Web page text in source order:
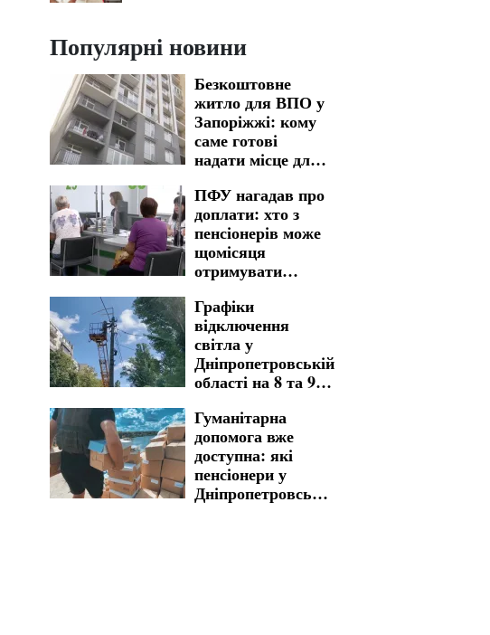
Популярні новини
Безкоштовне
житло для ВПО у
Запоріжжі: кому
саме готові
надати місце для
ПФУ нагадав про
доплати: хто з
пенсіонерів може
щомісяця
отримувати
Дніпропетровській
області
Графіки
відключення
світла у
Дніпропетровській
області на 8 та 9
доведеться
зустріти вихідні
без електрики
Гуманітарна
допомога вже
доступна: які
пенсіонери у
Дніпропетровській